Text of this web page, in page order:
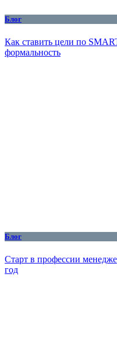
Блог
Как ставить цели по
формальность
Блог
Старт в профессии
год